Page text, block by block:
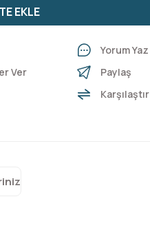
EKLE
Yorum Yaz
Ver
Paylaş
Karşılaştır